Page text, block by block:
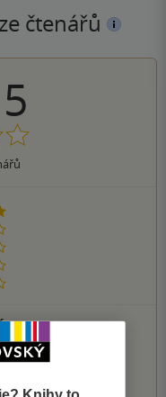
čtenářů
5
PRODUKTU